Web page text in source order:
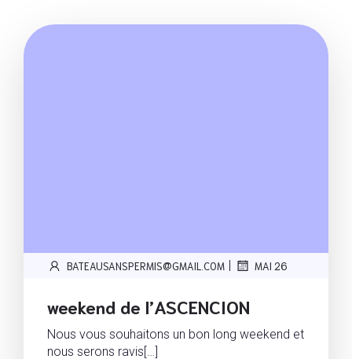
BATEAUSANSPERMIS@GMAIL.COM | MAI 26
weekend de l’ASCENCION
Nous vous souhaitons un bon long weekend et
nous serons ravis[…]